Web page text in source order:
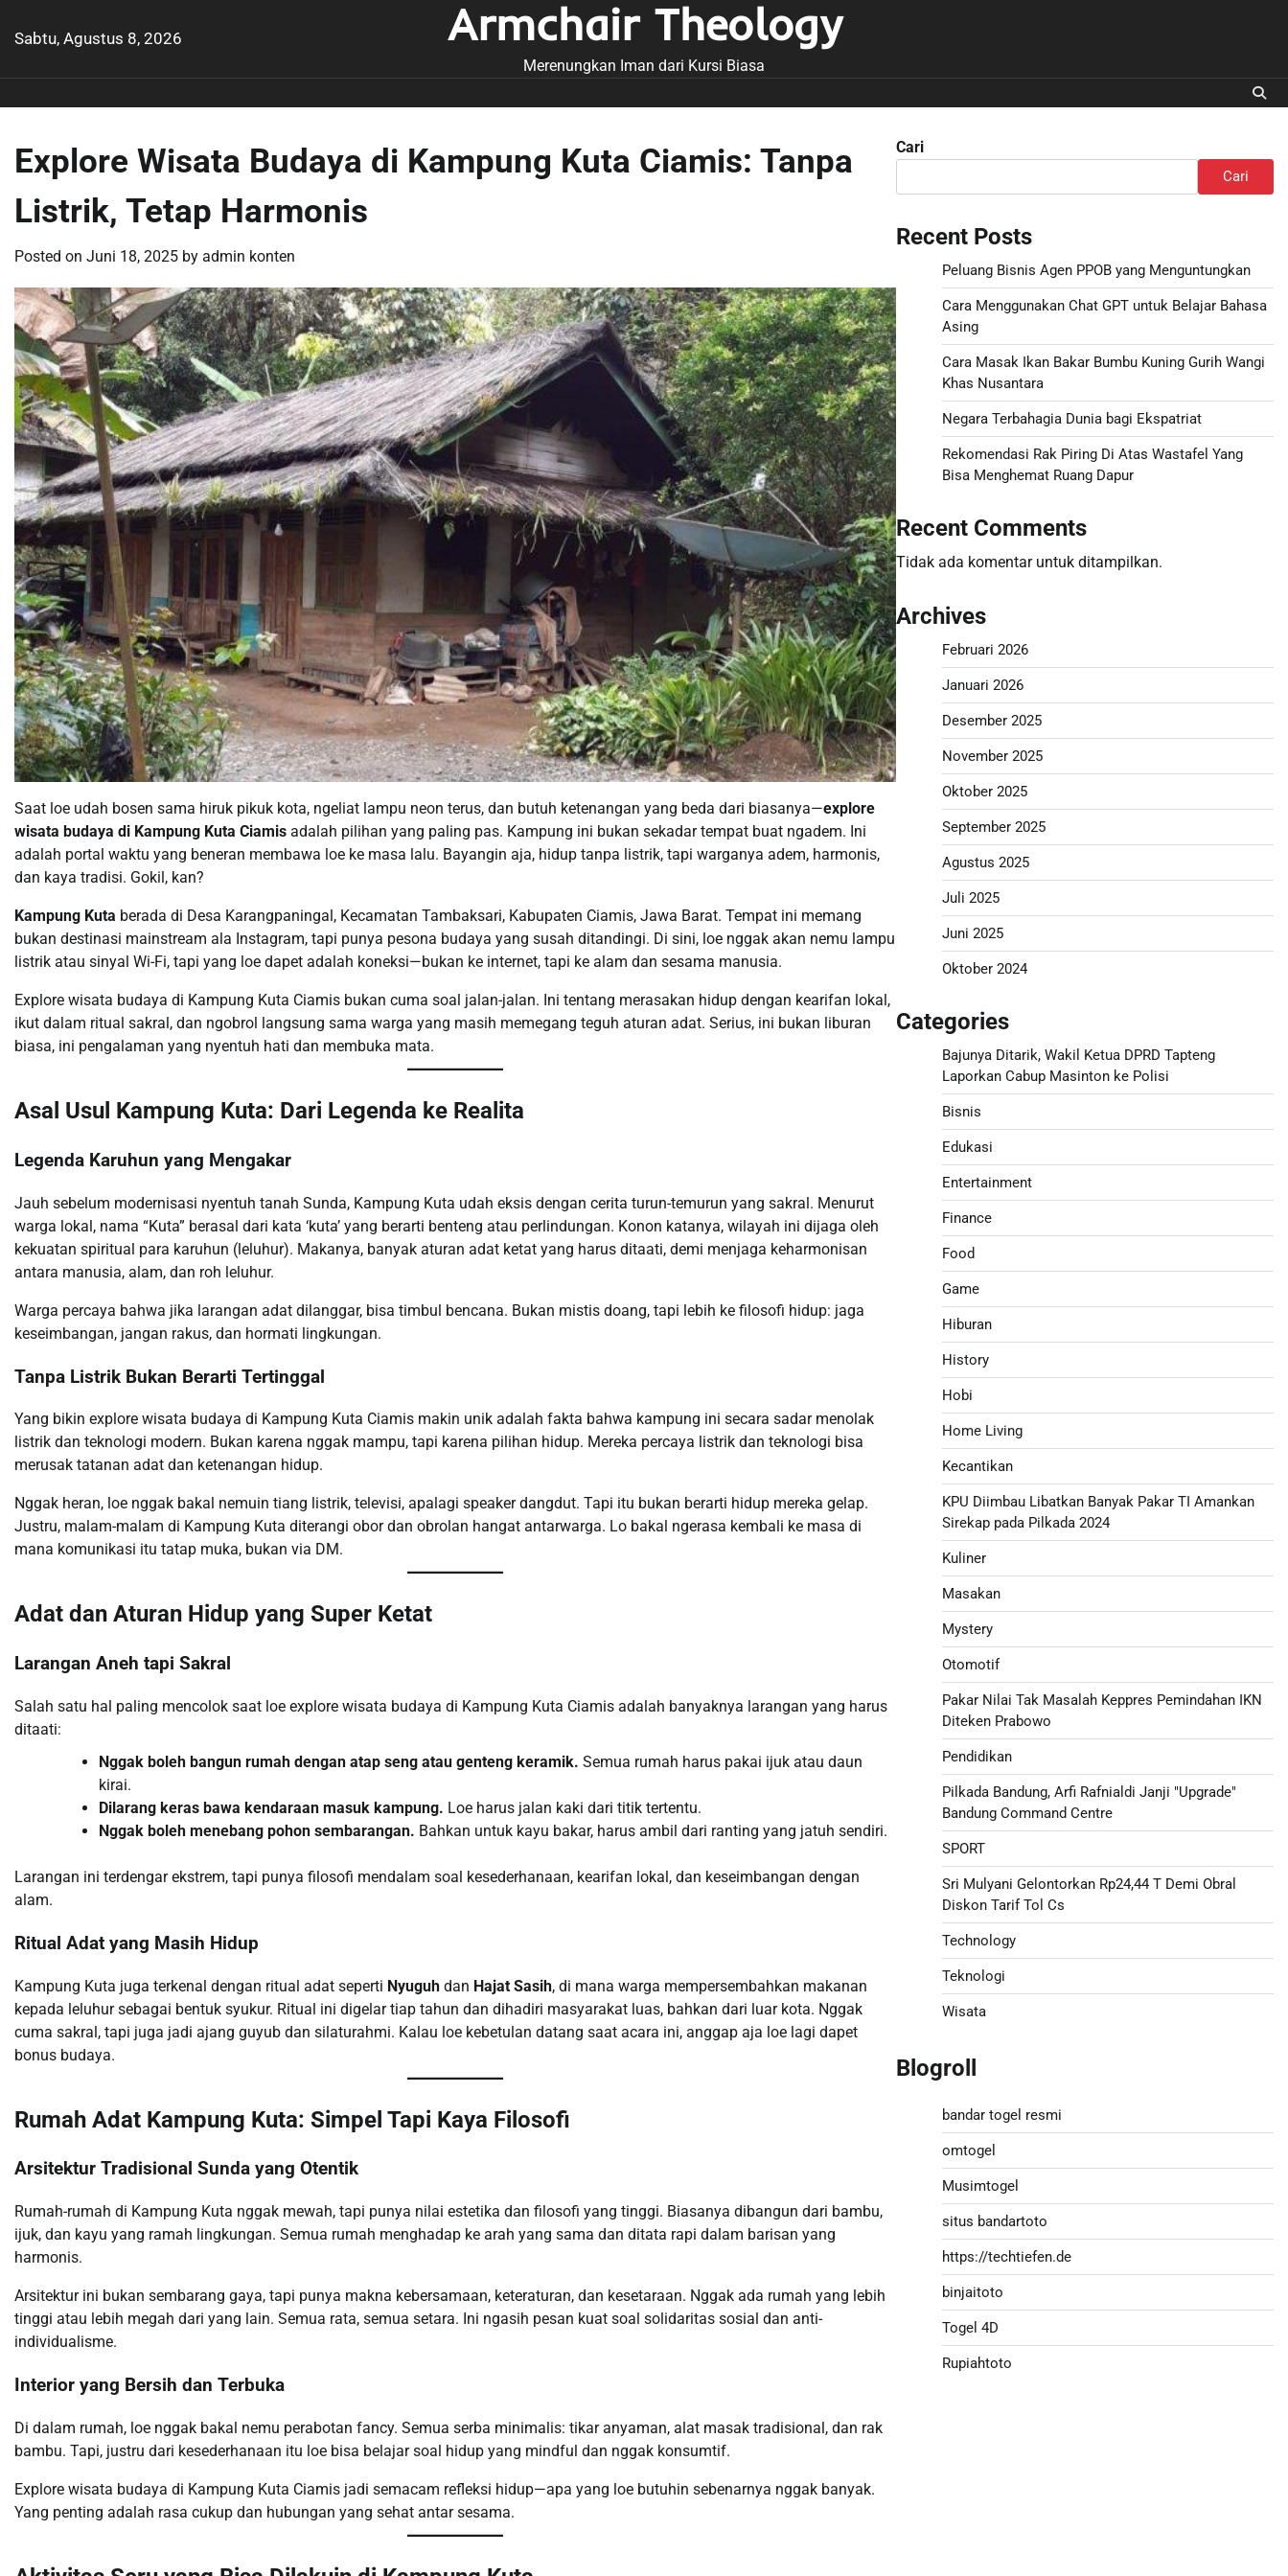
Sabtu, Agustus 8, 2026 Armchair Theology
Merenungkan Iman dari Kursi Biasa
Explore Wisata Budaya di Kampung Kuta Ciamis: Tanpa
Listrik, Tetap Harmonis
Posted on Juni 18, 2025 by admin konten
Saat loe udah bosen sama hiruk pikuk kota, ngeliat lampu neon terus, dan butuh ketenangan yang beda dari biasanya—explore
wisata budaya di Kampung Kuta Ciamis adalah pilihan yang paling pas. Kampung ini bukan sekadar tempat buat ngadem. Ini
adalah portal waktu yang beneran membawa loe ke masa lalu. Bayangin aja, hidup tanpa listrik, tapi warganya adem, harmonis,
dan kaya tradisi. Gokil, kan?
Kampung Kuta berada di Desa Karangpaningal, Kecamatan Tambaksari, Kabupaten Ciamis, Jawa Barat. Tempat ini memang
bukan destinasi mainstream ala Instagram, tapi punya pesona budaya yang susah ditandingi. Di sini, loe nggak akan nemu lampu
listrik atau sinyal Wi-Fi, tapi yang loe dapet adalah koneksi—bukan ke internet, tapi ke alam dan sesama manusia.
Explore wisata budaya di Kampung Kuta Ciamis bukan cuma soal jalan-jalan. Ini tentang merasakan hidup dengan kearifan lokal,
ikut dalam ritual sakral, dan ngobrol langsung sama warga yang masih memegang teguh aturan adat. Serius, ini bukan liburan
biasa, ini pengalaman yang nyentuh hati dan membuka mata.
Asal Usul Kampung Kuta: Dari Legenda ke Realita
Legenda Karuhun yang Mengakar
Jauh sebelum modernisasi nyentuh tanah Sunda, Kampung Kuta udah eksis dengan cerita turun-temurun yang sakral. Menurut
warga lokal, nama “Kuta” berasal dari kata ‘kuta’ yang berarti benteng atau perlindungan. Konon katanya, wilayah ini dijaga oleh
kekuatan spiritual para karuhun (leluhur). Makanya, banyak aturan adat ketat yang harus ditaati, demi menjaga keharmonisan
antara manusia, alam, dan roh leluhur.
Warga percaya bahwa jika larangan adat dilanggar, bisa timbul bencana. Bukan mistis doang, tapi lebih ke filosofi hidup: jaga
keseimbangan, jangan rakus, dan hormati lingkungan.
Tanpa Listrik Bukan Berarti Tertinggal
Yang bikin explore wisata budaya di Kampung Kuta Ciamis makin unik adalah fakta bahwa kampung ini secara sadar menolak
listrik dan teknologi modern. Bukan karena nggak mampu, tapi karena pilihan hidup. Mereka percaya listrik dan teknologi bisa
merusak tatanan adat dan ketenangan hidup.
Nggak heran, loe nggak bakal nemuin tiang listrik, televisi, apalagi speaker dangdut. Tapi itu bukan berarti hidup mereka gelap.
Justru, malam-malam di Kampung Kuta diterangi obor dan obrolan hangat antarwarga. Lo bakal ngerasa kembali ke masa di
mana komunikasi itu tatap muka, bukan via DM.
Adat dan Aturan Hidup yang Super Ketat
Larangan Aneh tapi Sakral
Salah satu hal paling mencolok saat loe explore wisata budaya di Kampung Kuta Ciamis adalah banyaknya larangan yang harus
ditaati:
Nggak boleh bangun rumah dengan atap seng atau genteng keramik. Semua rumah harus pakai ijuk atau daun
kirai.
Dilarang keras bawa kendaraan masuk kampung. Loe harus jalan kaki dari titik tertentu.
Nggak boleh menebang pohon sembarangan. Bahkan untuk kayu bakar, harus ambil dari ranting yang jatuh sendiri.
Larangan ini terdengar ekstrem, tapi punya filosofi mendalam soal kesederhanaan, kearifan lokal, dan keseimbangan dengan
alam.
Ritual Adat yang Masih Hidup
Kampung Kuta juga terkenal dengan ritual adat seperti Nyuguh dan Hajat Sasih, di mana warga mempersembahkan makanan
kepada leluhur sebagai bentuk syukur. Ritual ini digelar tiap tahun dan dihadiri masyarakat luas, bahkan dari luar kota. Nggak
cuma sakral, tapi juga jadi ajang guyub dan silaturahmi. Kalau loe kebetulan datang saat acara ini, anggap aja loe lagi dapet
bonus budaya.
Rumah Adat Kampung Kuta: Simpel Tapi Kaya Filosofi
Arsitektur Tradisional Sunda yang Otentik
Rumah-rumah di Kampung Kuta nggak mewah, tapi punya nilai estetika dan filosofi yang tinggi. Biasanya dibangun dari bambu,
ijuk, dan kayu yang ramah lingkungan. Semua rumah menghadap ke arah yang sama dan ditata rapi dalam barisan yang
harmonis.
Arsitektur ini bukan sembarang gaya, tapi punya makna kebersamaan, keteraturan, dan kesetaraan. Nggak ada rumah yang lebih
tinggi atau lebih megah dari yang lain. Semua rata, semua setara. Ini ngasih pesan kuat soal solidaritas sosial dan anti-
individualisme.
Interior yang Bersih dan Terbuka
Di dalam rumah, loe nggak bakal nemu perabotan fancy. Semua serba minimalis: tikar anyaman, alat masak tradisional, dan rak
bambu. Tapi, justru dari kesederhanaan itu loe bisa belajar soal hidup yang mindful dan nggak konsumtif.
Explore wisata budaya di Kampung Kuta Ciamis jadi semacam refleksi hidup—apa yang loe butuhin sebenarnya nggak banyak.
Yang penting adalah rasa cukup dan hubungan yang sehat antar sesama.
Cari
Cari
Recent Posts
Peluang Bisnis Agen PPOB yang Menguntungkan
Cara Menggunakan Chat GPT untuk Belajar Bahasa
Asing
Cara Masak Ikan Bakar Bumbu Kuning Gurih Wangi
Khas Nusantara
Negara Terbahagia Dunia bagi Ekspatriat
Rekomendasi Rak Piring Di Atas Wastafel Yang
Bisa Menghemat Ruang Dapur
Recent Comments
Tidak ada komentar untuk ditampilkan.
Archives
Februari 2026
Januari 2026
Desember 2025
November 2025
Oktober 2025
September 2025
Agustus 2025
Juli 2025
Juni 2025
Oktober 2024
Categories
Bajunya Ditarik, Wakil Ketua DPRD Tapteng
Laporkan Cabup Masinton ke Polisi
Bisnis
Edukasi
Entertainment
Finance
Food
Game
Hiburan
History
Hobi
Home Living
Kecantikan
KPU Diimbau Libatkan Banyak Pakar TI Amankan
Sirekap pada Pilkada 2024
Kuliner
Masakan
Mystery
Otomotif
Pakar Nilai Tak Masalah Keppres Pemindahan IKN
Diteken Prabowo
Pendidikan
Pilkada Bandung, Arfi Rafnialdi Janji "Upgrade"
Bandung Command Centre
SPORT
Sri Mulyani Gelontorkan Rp24,44 T Demi Obral
Diskon Tarif Tol Cs
Technology
Teknologi
Wisata
Blogroll
bandar togel resmi
omtogel
Musimtogel
situs bandartoto
https://techtiefen.de
binjaitoto
Togel 4D
Rupiahtoto